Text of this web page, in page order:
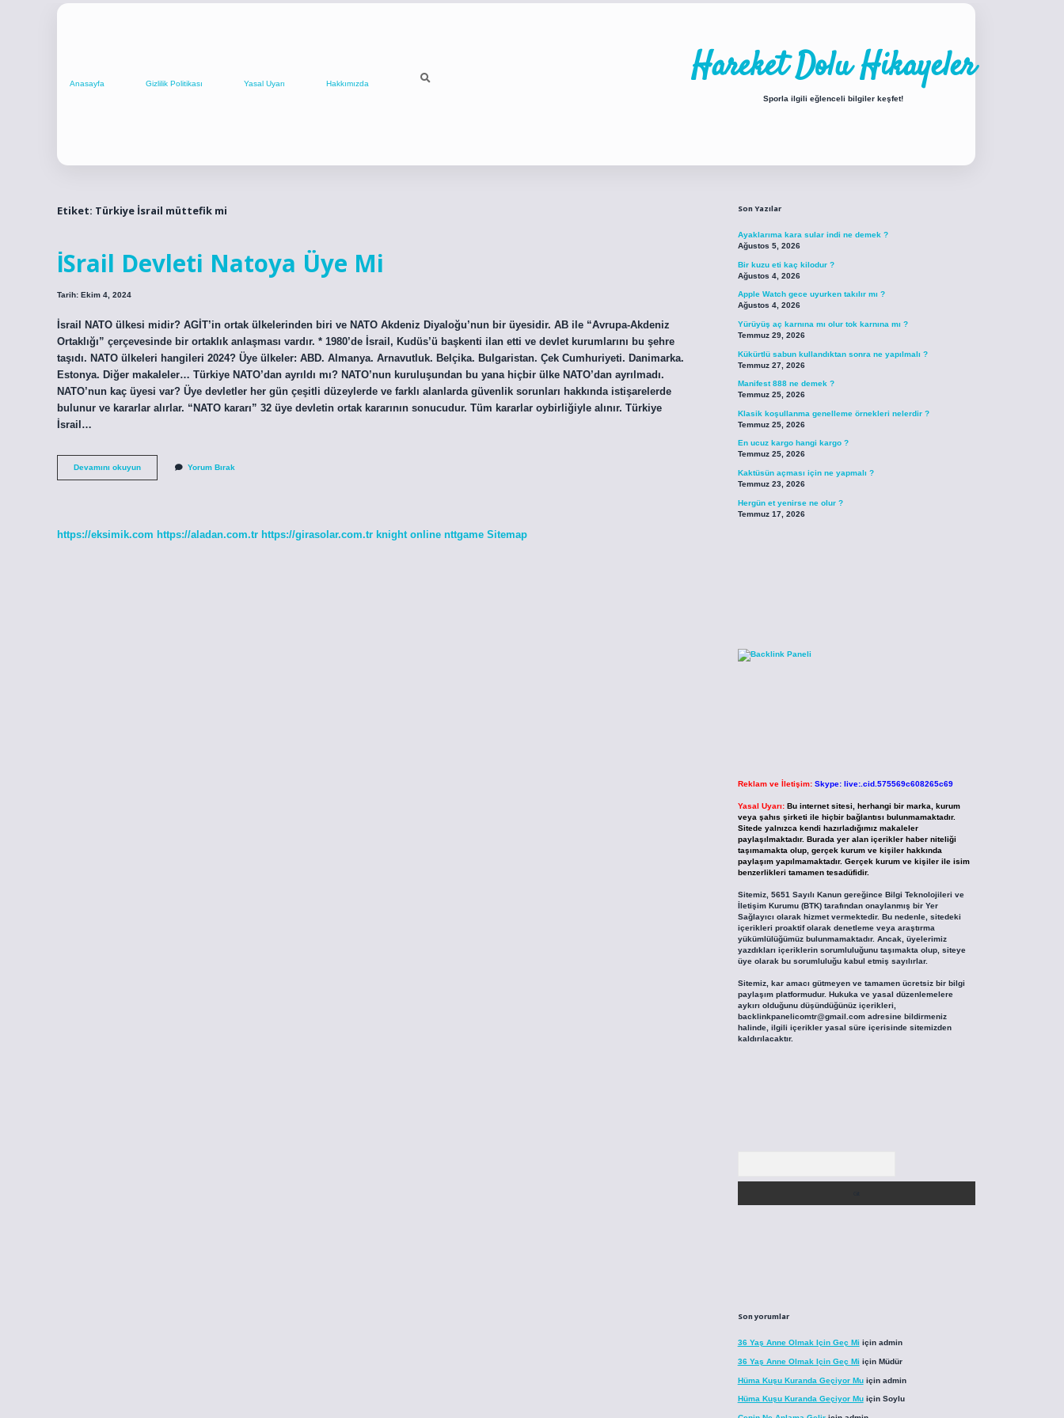
Anasayfa Gizlilik Politikası Yasal Uyarı Hakkımızda Hareket Dolu Hikayeler
Sporla ilgili eğlenceli bilgiler keşfet!
Etiket: Türkiye İsrail müttefik mi
İSrail Devleti Natoya Üye Mi
Tarih: Ekim 4, 2024
İsrail NATO ülkesi midir? AGİT’in ortak ülkelerinden biri ve NATO Akdeniz Diyaloğu’nun bir üyesidir. AB ile “Avrupa-Akdeniz
Ortaklığı” çerçevesinde bir ortaklık anlaşması vardır. * 1980’de İsrail, Kudüs’ü başkenti ilan etti ve devlet kurumlarını bu şehre
taşıdı. NATO ülkeleri hangileri 2024? Üye ülkeler: ABD. Almanya. Arnavutluk. Belçika. Bulgaristan. Çek Cumhuriyeti. Danimarka.
Estonya. Diğer makaleler… Türkiye NATO’dan ayrıldı mı? NATO’nun kuruluşundan bu yana hiçbir ülke NATO’dan ayrılmadı.
NATO’nun kaç üyesi var? Üye devletler her gün çeşitli düzeylerde ve farklı alanlarda güvenlik sorunları hakkında istişarelerde
bulunur ve kararlar alırlar. “NATO kararı” 32 üye devletin ortak kararının sonucudur. Tüm kararlar oybirliğiyle alınır. Türkiye
İsrail…
Devamını okuyunİSrail
Devleti
Yorum Bırak
https://eksimik.com https://aladan.com.tr https://girasolar.com.tr knight online nttgame Sitemap
Son Yazılar
Ayaklarıma kara sular indi ne demek ?
Ağustos 5, 2026
Bir kuzu eti kaç kilodur ?
Ağustos 4, 2026
Apple Watch gece uyurken takılır mı ?
Ağustos 4, 2026
Yürüyüş aç karnına mı olur tok karnına mı ?
Temmuz 29, 2026
Kükürtlü sabun kullandıktan sonra ne yapılmalı ?
Temmuz 27, 2026
Manifest 888 ne demek ?
Temmuz 25, 2026
Klasik koşullanma genelleme örnekleri nelerdir ?
Temmuz 25, 2026
En ucuz kargo hangi kargo ?
Temmuz 25, 2026
Kaktüsün açması için ne yapmalı ?
Temmuz 23, 2026
Hergün et yenirse ne olur ?
Temmuz 17, 2026
Reklam ve İletişim: Skype: live:.cid.575569c608265c69
Yasal Uyarı: Bu internet sitesi, herhangi bir marka, kurum
veya şahıs şirketi ile hiçbir bağlantısı bulunmamaktadır.
Sitede yalnızca kendi hazırladığımız makaleler
paylaşılmaktadır. Burada yer alan içerikler haber niteliği
taşımamakta olup, gerçek kurum ve kişiler hakkında
paylaşım yapılmamaktadır. Gerçek kurum ve kişiler ile isim
benzerlikleri tamamen tesadüfidir.
Sitemiz, 5651 Sayılı Kanun gereğince Bilgi Teknolojileri ve
İletişim Kurumu (BTK) tarafından onaylanmış bir Yer
Sağlayıcı olarak hizmet vermektedir. Bu nedenle, sitedeki
içerikleri proaktif olarak denetleme veya araştırma
yükümlülüğümüz bulunmamaktadır. Ancak, üyelerimiz
yazdıkları içeriklerin sorumluluğunu taşımakta olup, siteye
üye olarak bu sorumluluğu kabul etmiş sayılırlar.
Sitemiz, kar amacı gütmeyen ve tamamen ücretsiz bir bilgi
paylaşım platformudur. Hukuka ve yasal düzenlemelere
aykırı olduğunu düşündüğünüz içerikleri,
backlinkpanelicomtr@gmail.comadresine bildirmeniz
halinde, ilgili içerikler yasal süre içerisinde sitemizden
kaldırılacaktır.
Son yorumlar
36 Yaş Anne Olmak Için Geç Mi için admin
36 Yaş Anne Olmak Için Geç Mi için Müdür
Hüma Kuşu Kuranda Geçiyor Muiçin admin
Hüma Kuşu Kuranda Geçiyor Muiçin Soylu